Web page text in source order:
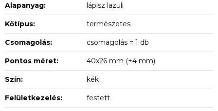
Alapanyag: lápisz lazuli
Kőtípus: természetes
Csomagolás: csomagolás = 1 db
Pontos méret: 40x26 mm (+4 mm)
Szín: kék
Felületkezelés: festett